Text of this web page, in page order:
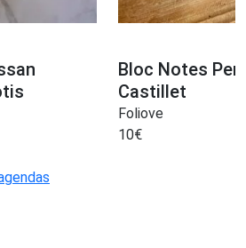
Bloc Notes
Castillet
Foliove
10€